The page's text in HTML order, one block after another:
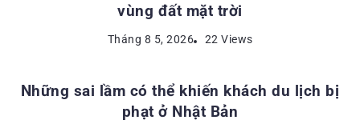
vùng đất mặt trời
Tháng 8 5, 2026 22 Views
KINH NGHIỆM DU LỊCH NHẬT BẢN
Những sai lầm có thể khiến khách du lịch bị
phạt ở Nhật Bản